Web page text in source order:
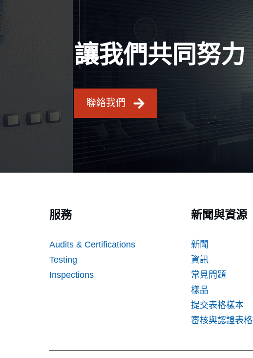
讓我們共同努力
聯絡我們
服務
Audits & Certifications
Testing
Inspections
新聞與資源
新聞
資訊
常見問題
樣品
提交表格樣本
審核與認證表格